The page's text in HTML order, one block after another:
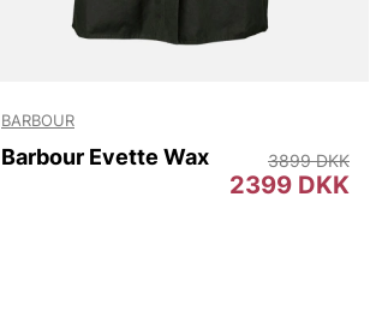
BARBOUR
Barbour Evette Wax
2399 DKK
3899 DKK